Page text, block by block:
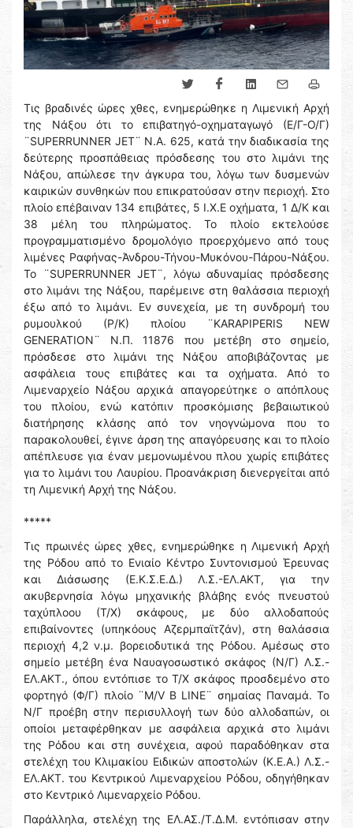
Τις βραδινές ώρες χθες, ενημερώθηκε η Λιμενική Αρχή
της Νάξου ότι το επιβατηγό-οχηματαγωγό (Ε/Γ-Ο/Γ)
¨SUPERRUNNER JET¨ Ν.Α. 625, κατά την διαδικασία της
δεύτερης προσπάθειας πρόσδεσης του στο λιμάνι της
Νάξου, απώλεσε την άγκυρα του, λόγω των δυσμενών
καιρικών συνθηκών που επικρατούσαν στην περιοχή. Στο
πλοίο επέβαιναν 134 επιβάτες, 5 Ι.Χ.Ε οχήματα, 1 Δ/Κ και
38 μέλη του πληρώματος. Το πλοίο εκτελούσε
προγραμματισμένο δρομολόγιο προερχόμενο από τους
λιμένες Ραφήνας-Άνδρου-Τήνου-Μυκόνου-Πάρου-Νάξου.
Το ¨SUPERRUNNER JET¨, λόγω αδυναμίας πρόσδεσης
στο λιμάνι της Νάξου, παρέμεινε στη θαλάσσια περιοχή
έξω από το λιμάνι. Εν συνεχεία, με τη συνδρομή του
ρυμουλκού (Ρ/Κ) πλοίου ¨KARAPIPERIS NEW
GENERATION¨ Ν.Π. 11876 που μετέβη στο σημείο,
πρόσδεσε στο λιμάνι της Νάξου αποβιβάζοντας με
ασφάλεια τους επιβάτες και τα οχήματα. Από το
Λιμεναρχείο Νάξου αρχικά απαγορεύτηκε ο απόπλους
του πλοίου, ενώ κατόπιν προσκόμισης βεβαιωτικού
διατήρησης κλάσης από τον νηογνώμονα που το
παρακολουθεί, έγινε άρση της απαγόρευσης και το πλοίο
απέπλευσε για έναν μεμονωμένου πλου χωρίς επιβάτες
για το λιμάνι του Λαυρίου. Προανάκριση διενεργείται από
τη Λιμενική Αρχή της Νάξου.
*****
Τις πρωινές ώρες χθες, ενημερώθηκε η Λιμενική Αρχή
της Ρόδου από το Ενιαίο Κέντρο Συντονισμού Έρευνας
και Διάσωσης (Ε.Κ.Σ.Ε.Δ.) Λ.Σ.-ΕΛ.ΑΚΤ, για την
ακυβερνησία λόγω μηχανικής βλάβης ενός πνευστού
ταχύπλοου (Τ/Χ) σκάφους, με δύο αλλοδαπούς
επιβαίνοντες (υπηκόους Αζερμπαϊτζάν), στη θαλάσσια
περιοχή 4,2 ν.μ. βορειοδυτικά της Ρόδου. Αμέσως στο
σημείο μετέβη ένα Ναυαγοσωστικό σκάφος (Ν/Γ) Λ.Σ.-
ΕΛ.ΑΚΤ., όπου εντόπισε το Τ/Χ σκάφος προσδεμένο στο
φορτηγό (Φ/Γ) πλοίο ¨M/V B LINE¨ σημαίας Παναμά. Το
Ν/Γ προέβη στην περισυλλογή των δύο αλλοδαπών, οι
οποίοι μεταφέρθηκαν με ασφάλεια αρχικά στο λιμάνι
της Ρόδου και στη συνέχεια, αφού παραδόθηκαν στα
στελέχη του Κλιμακίου Ειδικών αποστολών (Κ.Ε.Α.) Λ.Σ.-
ΕΛ.ΑΚΤ. του Κεντρικού Λιμεναρχείου Ρόδου, οδηγήθηκαν
στο Κεντρικό Λιμεναρχείο Ρόδου.
Παράλληλα, στελέχη της ΕΛ.ΑΣ./Τ.Δ.Μ. εντόπισαν στην